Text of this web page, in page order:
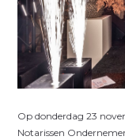
Op donderdag 23
Notarissen